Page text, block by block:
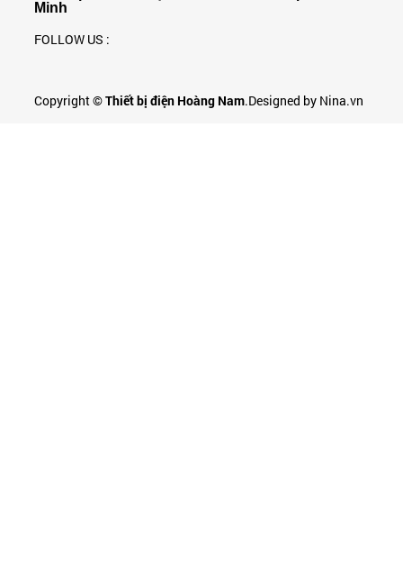
Minh
FOLLOW US :
Copyright ©Thiết bị điện Hoàng Nam.Designed by Nina.vn